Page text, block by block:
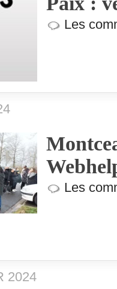
Les
Les
2024